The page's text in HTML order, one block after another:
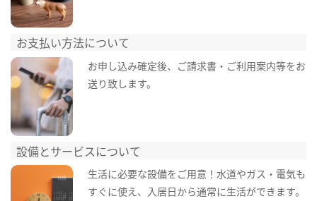
お支払い方法について
お申し込み確定後、ご請求書・ご利用案内等をお
送り致します。
設備とサービスについて
生活に必要な設備をご用意！水道やガス・電気も
すぐに使え、入居日から通常に生活ができます。